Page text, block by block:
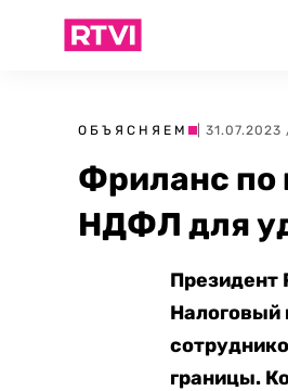
ОБЪЯСНЯЕМ | 31.07.2023
Фриланс по
НДФЛ для
Президент
Налоговый
границы.